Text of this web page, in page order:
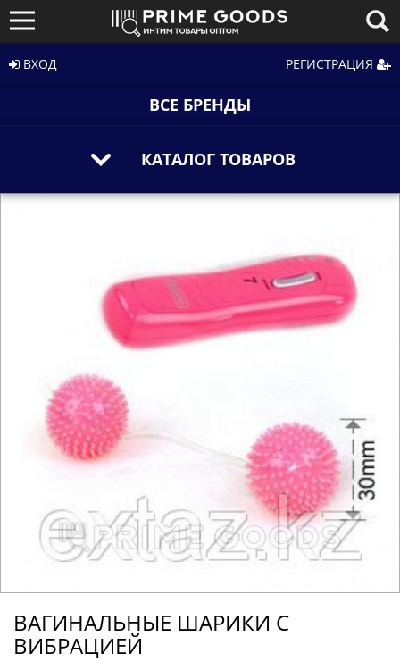
ВХОД РЕГИСТРАЦИЯ
ВСЕ БРЕНДЫ
КАТАЛОГ ТОВАРОВ
ВАГИНАЛЬНЫЕ ШАРИКИ С
ВИБРАЦИЕЙ